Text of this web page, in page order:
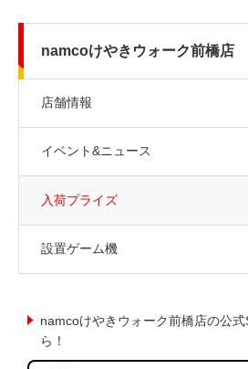
namcoけやきウォーク前橋店
店舗情報
イベント&ニュース
入荷プライズ
設置ゲーム機
namcoけやきウォーク前橋店の公
ら！